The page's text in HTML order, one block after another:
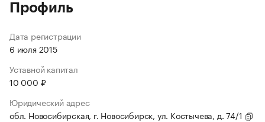
Профиль
Дата регистрации
6 июля 2015
Уставной капитал
10 000 ₽
Юридический адрес
обл. Новосибирская, г. Новосибирск, ул. Костычева, д. 74/1